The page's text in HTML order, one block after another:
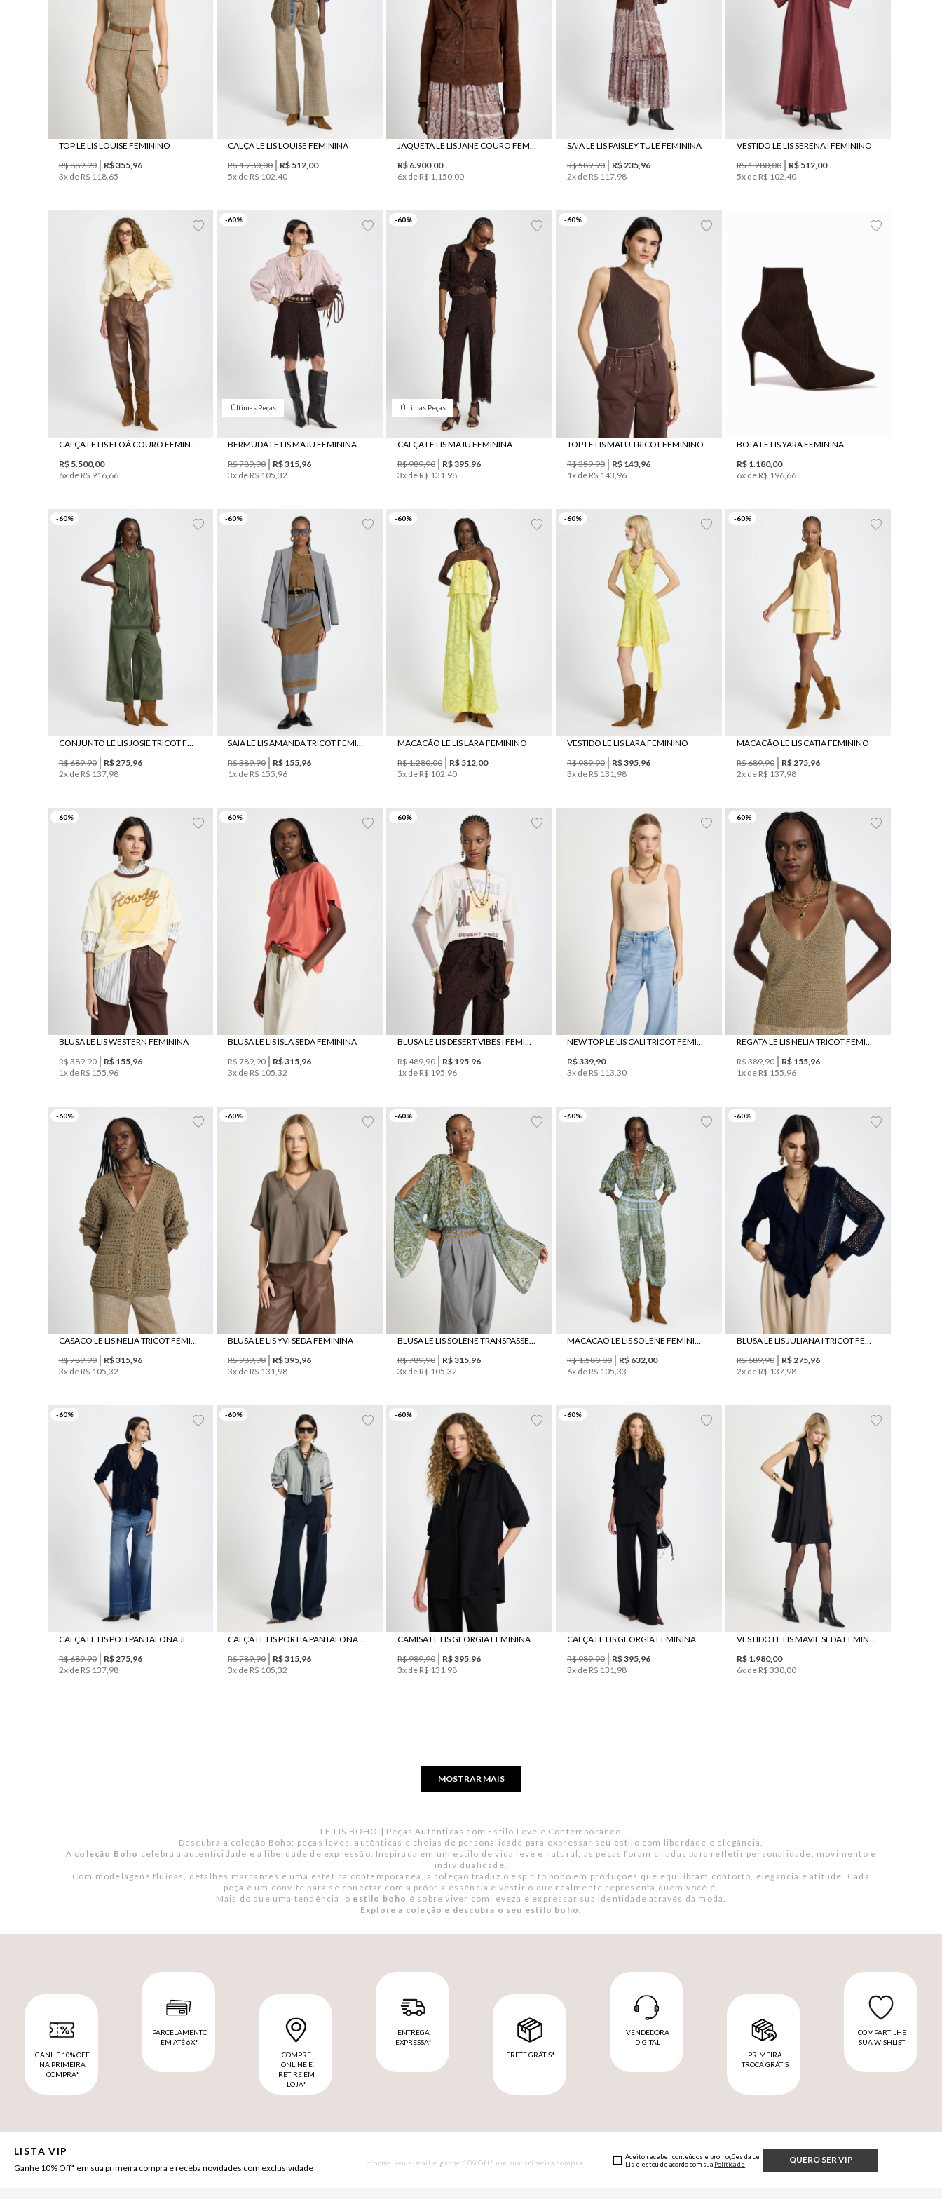
TOP LE LIS LOUISE FEMININO
R$889,90 R$355, 96
3x de R$ 118, 65
CALÇA LE LIS LOUISE FEMININA
R$1.280,00 R$ 512 00
5x de R$ 102 ,40
JAQUETA LE LIS JANE COURO FEMININA
R$ 6.900, 00
6x de R$ 1 150 00
SAIA LE LIS PAISLEY TULE FEMININA
R$589,90 R$ 235, 96
2x de R$ 117, 98
VESTIDO LE LIS SERENA I FEMININO
R$1.280,00 R$ 512, 00
5x de R$ 102 40
38
CALÇA LE LIS ELOÁ COURO FEMININA
R$ 5.500, 00
6x de R$ 916, 66
-60%
42
BERMUDA LE LIS MAJU FEMININA
R$789,90 R$315 96
Últimas Peças
3x de R$ 105 ,32
-60%
36
CALÇA LE LIS MAJU FEMININA
R$989,90 R$395 96
Últimas Peças
3x de R$ 131 98
-60%
TOP LE LIS MALU TRICOT FEMININO
R$359,90 R$ 143, 96
1x de R$ 143 96
34 35 36
BOTA LE LIS YARA FEMININA
R$ 1.180, 00
6x de R$ 196, 66
-60%
PP
CONJUNTO LE LIS JOSIE TRICOT FEMININO
R$689,90 R$ 275, 96
2x de R$ 137, 98
-60%
PP
SAIA LE LIS AMANDA TRICOT FEMININA
R$389,90 R$ 155 96
1x de R$ 155 96
-60%
34 36 38
MACACÃO LE LIS LARA FEMININO
R$1.280,00 R$ 512 00
5x de R$ 102 ,40
-60%
34 36 38
VESTIDO LE LIS LARA FEMININO
R$989,90 R$395, 96
3x de R$ 131 98
-60%
MACACÃO LE LIS CATIA FEMININO
R$689,90 R$ 275, 96
2x de R$ 137, 98
-60%
M
BLUSA LE LIS WESTERN FEMININA
R$389,90 R$ 155, 96
1x de R$ 155 96
-60%
36
BLUSA LE LIS ISLA SEDA FEMININA
R$789,90 R$315 96
3x de R$ 105 ,32
-60%
P
BLUSA LE LIS DESERT VIBES I FEMININA
R$489,90 R$ 195 96
1x de R$ 195 96
PP
NEW TOP LE LIS CALI TRICOT FEMININO
R$339, 90
3x de R$ 113 30
-60%
REGATA LE LIS NELIA TRICOT FEMININA
R$389,90 R$ 155, 96
1x de R$ 155 96
-60%
PP
CASACO LE LIS NELIA TRICOT FEMININO
R$789,90 R$315, 96
3x de R$ 105 32
-60%
BLUSA LE LIS YVI SEDA FEMININA
R$989,90 R$395 96
3x de R$ 131 98
-60%
PP
BLUSA LE LIS SOLENE TRANSPASSE FEMININA
R$789,90 R$315 96
3x de R$ 105 ,32
-60%
P
MACACÃO LE LIS SOLENE FEMININO
R$1.580,00 R$ 632, 00
6x de R$ 105 33
-60%
PP
BLUSA LE LIS JULIANA I TRICOT FEMININA
R$689,90 R$ 275, 96
2x de R$ 137, 98
-60%
40
CALÇA LE LIS POTI PANTALONA JEANS FEMININA
R$689,90 R$ 275, 96
2x de R$ 137, 98
-60%
34 36
CALÇA LE LIS PORTIA PANTALONA JEANS FEMININA
R$789,90 R$315 96
3x de R$ 105 ,32
-60%
P
CAMISA LE LIS GEORGIA FEMININA
R$989,90 R$395 96
3x de R$ 131 98
-60%
P
CALÇA LE LIS GEORGIA FEMININA
R$989,90 R$395, 96
3x de R$ 131 98
PP
VESTIDO LE LIS MAVIE SEDA FEMININO
R$ 1.980, 00
6x de R$ 330, 00
MOSTRAR MAIS
LE LIS BOHO | Peças Autênticas com Estilo Leve e Contemporâneo
Descubra a coleção Boho: peças leves, autênticas e cheias de personalidade para expressar seu estilo com liberdade e elegância.
A coleção Boho celebra a autenticidade e a liberdade de expressão. Inspirada em um estilo de vida leve e natural, as peças foram criadas para refletir personalidade, movimento e
individualidade.
Com modelagens fluidas, detalhes marcantes e uma estética contemporânea, a coleção traduz o espírito boho em produções que equilibram conforto, elegância e atitude. Cada
peça é um convite para se conectar com a própria essência e vestir o que realmente representa quem você é.
Mais do que uma tendência, o estilo boho é sobre viver com leveza e expressar sua identidade através da moda.
Explore a coleção e descubra o seu estilo boho.
GANHE 10% OFF
NA PRIMEIRA
COMPRA*
PARCELAMENTO
EM ATÉ 6X*
COMPRE
ONLINE E
RETIRE EM
LOJA*
ENTREGA
EXPRESSA*
FRETE GRÁTIS*
VENDEDORA
DIGITAL
PRIMEIRA
TROCA GRÁTIS
COMPARTILHE
SUA WISHLIST
LISTA VIP
Ganhe 10% Off* em sua primeira compra e receba novidades com exclusividade
QUERO SER VIP
Aceito receber conteúdos e promoções da Le
Lis e estou de acordo com sua Política de